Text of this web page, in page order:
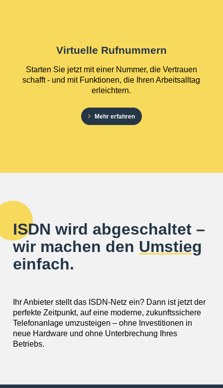
Virtuelle Rufnummern
Starten Sie jetzt mit einer Nummer, die Vertrauen
schafft - und mit Funktionen, die Ihren Arbeitsalltag
erleichtern.
Mehr erfahren
ISDN wird abgeschaltet –
wir machen den Umstieg
einfach.
Ihr Anbieter stellt das ISDN-Netz ein? Dann ist jetzt der
perfekte Zeitpunkt, auf eine moderne, zukunftssichere
Telefonanlage umzusteigen – ohne Investitionen in
neue Hardware und ohne Unterbrechung Ihres
Betriebs.